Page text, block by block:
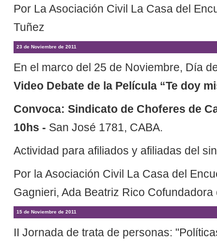
Por La Asociación Civil La Casa del
Tuñez
23 de Noviembre de 2011
En el marco del 25 de Noviembre, Día
Video Debate de la Película “Te doy
Convoca: Sindicato de Choferes de
10hs - San José 1781, CABA.
Actividad para afiliados y afiliadas del
Por la Asociación Civil La Casa del
Gagnieri, Ada Beatriz Rico
15 de Noviembre de 2011
II Jornada de trata de personas: